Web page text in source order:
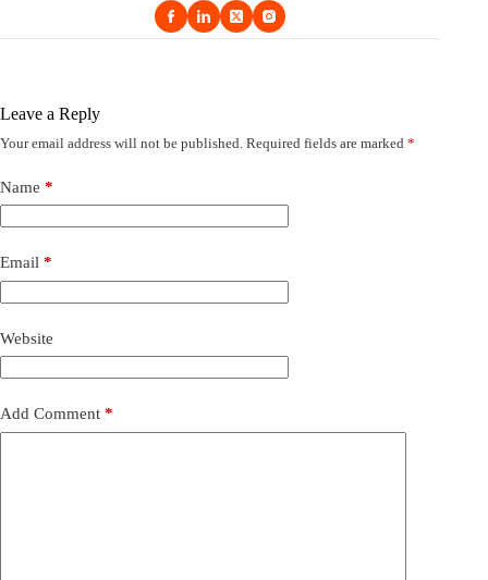
Leave a Reply
Your email address will not be published. Required fields are marked *
Name *
Email *
Website
Add Comment *